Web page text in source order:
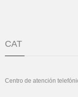
CAT
Centro de atención